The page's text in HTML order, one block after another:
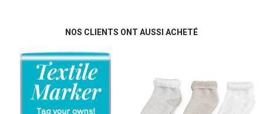
NOS CLIENTS ONT AUSSI ACHETÉ